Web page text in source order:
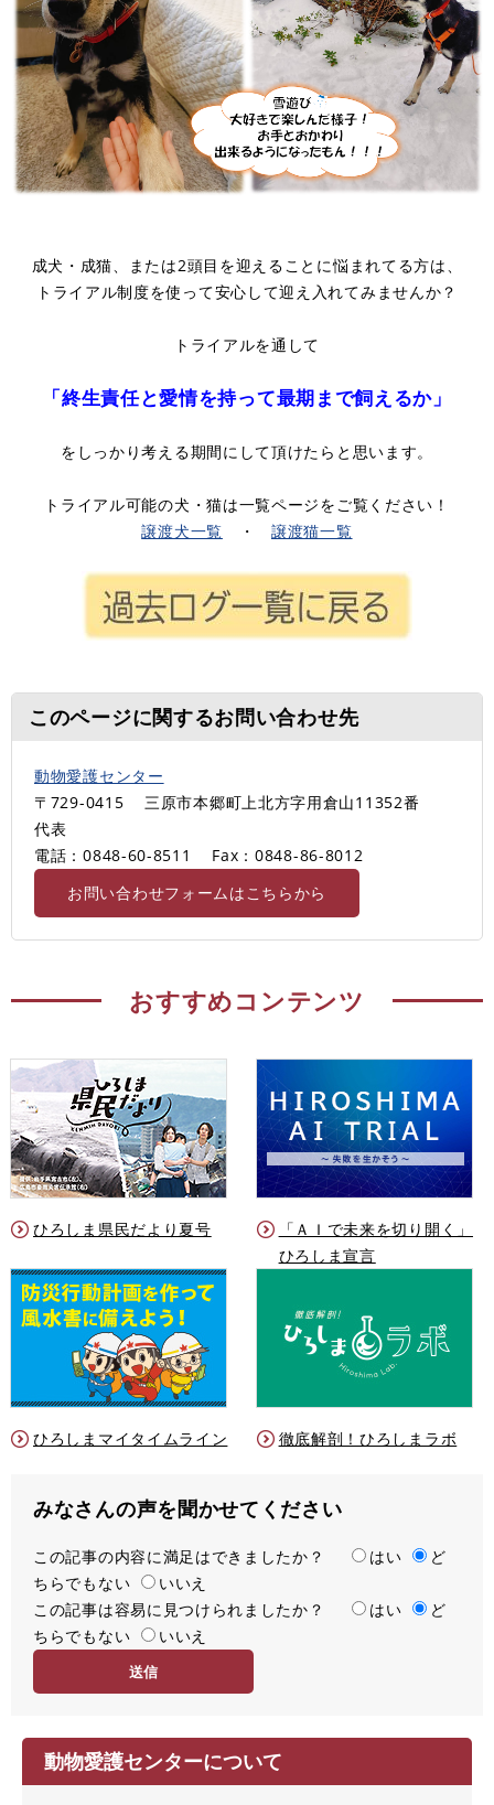
成犬・成猫、または2頭目を迎えることに悩まれてる方は、
トライアル制度を使って安心して迎え入れてみませんか？
トライアルを通して
「終生責任と愛情を持って最期まで飼えるか」
をしっかり考える期間にして頂けたらと思います。
トライアル可能の犬・猫は一覧ページをご覧ください！
譲渡犬一覧 ・譲渡猫一覧
このページに関するお問い合わせ先
動物愛護センター
〒729-0415
三原市本郷町上北方字用倉山11352番
代表
電話：0848-60-8511
Fax：0848-86-8012
お問い合わせフォームはこちらから
おすすめコンテンツ
ひろしま県民だより夏号
「ＡＩで未来を切り開く」
ひろしま宣言
ひろしまマイタイムライン 徹底解剖！ひろしまラボ
みなさんの声を聞かせてください
満
足
度
この記事の内容に満足はできましたか？ はい
ど
ちらでもない
いいえ
容
易
この記事は容易に見つけられましたか？ はい
ど
ちらでもない
いいえ
動物愛護センターについて